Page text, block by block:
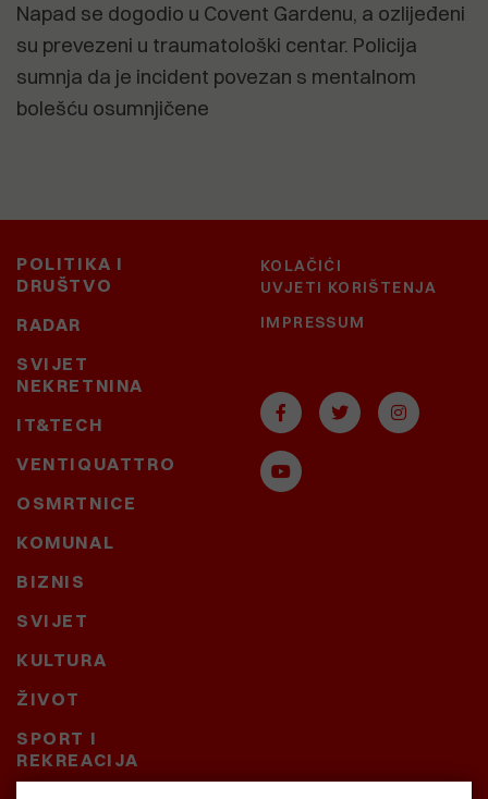
Napad se dogodio u Covent Gardenu, a ozlijeđeni
su prevezeni u traumatološki centar. Policija
sumnja da je incident povezan s mentalnom
bolešću osumnjičene
POLITIKA I
DRUŠTVO
RADAR
SVIJET
NEKRETNINA
IT&TECH
VENTIQUATTRO
OSMRTNICE
KOMUNAL
BIZNIS
SVIJET
KULTURA
ŽIVOT
SPORT I
REKREACIJA
KOLAČIĆI
UVJETI KORIŠTENJA
IMPRESSUM